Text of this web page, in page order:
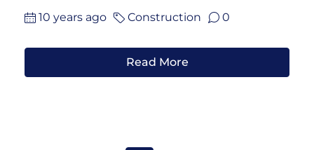
10 years ago Construction 0
Read More